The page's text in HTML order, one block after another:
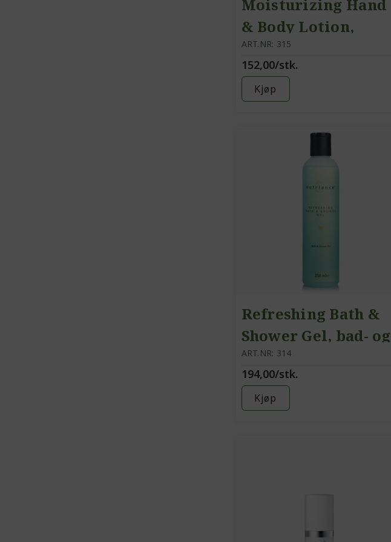
Moisturizing Hand
& Body Lotion,
hånd- og
kroppskrem
ART.NR: 315
152,00/stk.
Kjøp
Refreshing Bath &
Shower Gel, bad- og
dusjgelé
ART.NR: 314
194,00/stk.
Kjøp